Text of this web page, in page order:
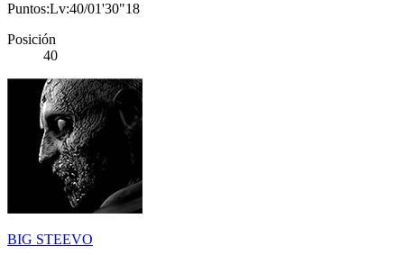
Puntos:Lv:40/01'30"18
Posición
40
BIG STEEVO